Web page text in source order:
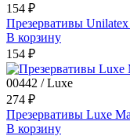
154 ₽
Презервативы
В корзину
154 ₽
00442 / Luxe
274 ₽
Презервативы Luxe
В корзину